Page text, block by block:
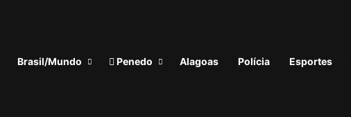
Brasil/Mundo Penedo Alagoas Polícia Esportes